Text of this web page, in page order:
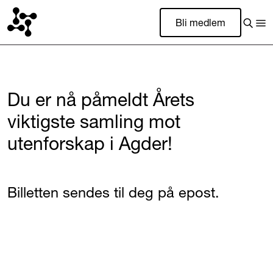
Bli medlem
Du er nå påmeldt Årets
viktigste samling mot
utenforskap i Agder!
Billetten sendes til deg på epost.